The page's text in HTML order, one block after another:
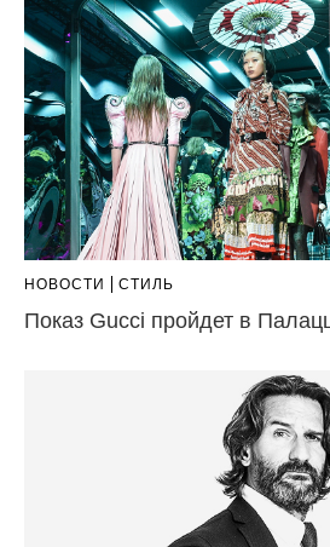
НОВОСТИ СТИЛЬ
Показ Gucci пройдет в